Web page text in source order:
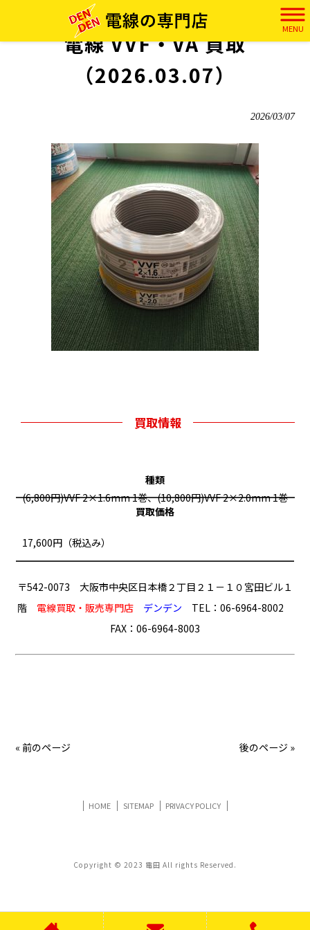
MENU
> 実績 電線 VVF・VA 買取（2026.03.07）
電線 VVF・VA 買取
（2026.03.07）
2026/03/07
買取情報
種類
(6,800円)VVF 2×1.6mm 1巻、(10,800円)VVF 2×2.0mm 1巻
買取価格
17,600円（税込み）
〒542-0073 大阪市中央区日本橋２丁目２１－１０宮田ビル１
階 電線買取・販売専門店 デンデン TEL：06-6964-8002
FAX：06-6964-8003
« 前のページ 後のページ »
HOME SITEMAP PRIVACY POLICY
Copyright © 2023 電田 All rights Reserved.